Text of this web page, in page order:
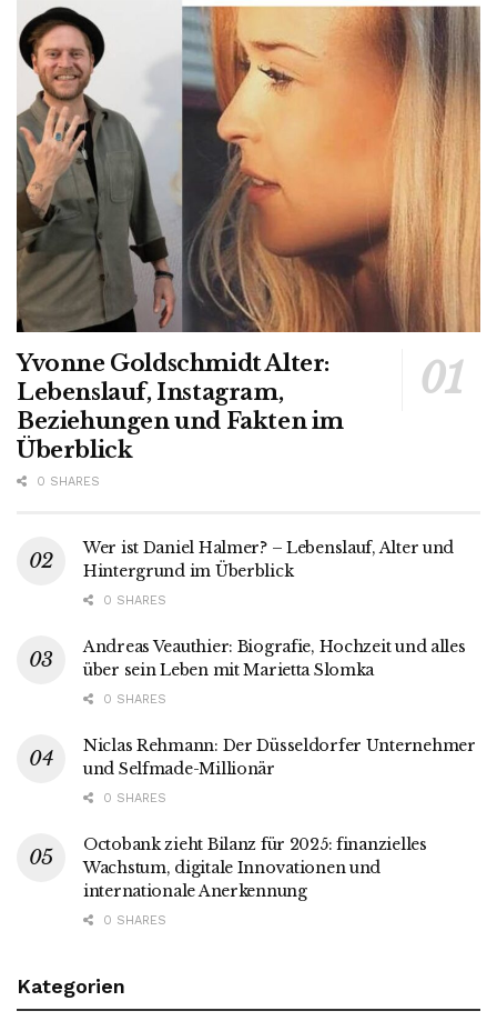
Yvonne Goldschmidt Alter:
Lebenslauf, Instagram,
Beziehungen und Fakten im
Überblick
0 SHARES
Wer ist Daniel Halmer? – Lebenslauf, Alter und
Hintergrund im Überblick
0 SHARES
Andreas Veauthier: Biografie, Hochzeit und alles
über sein Leben mit Marietta Slomka
0 SHARES
Niclas Rehmann: Der Düsseldorfer Unternehmer
und Selfmade-Millionär
0 SHARES
Octobank zieht Bilanz für 2025: finanzielles
Wachstum, digitale Innovationen und
internationale Anerkennung
0 SHARES
Kategorien